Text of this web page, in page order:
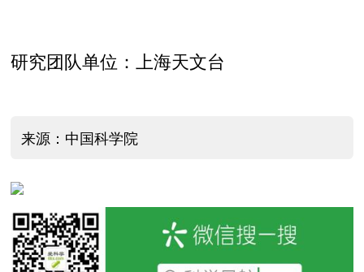
研究团队单位：上海天文台
来源：中国科学院